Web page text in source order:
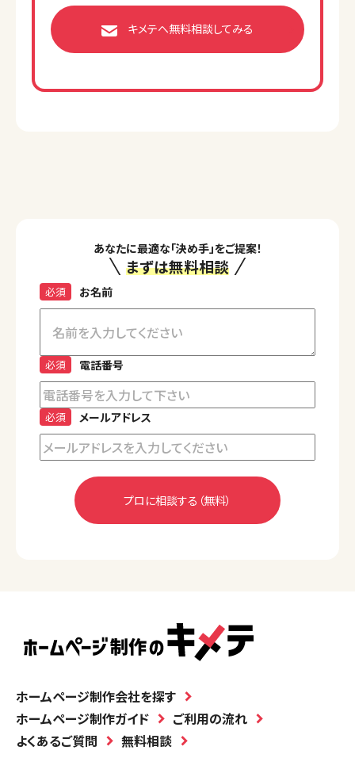
キメテへ無料相談してみる
あなたに最適な「決め手」をご提案！
まずは無料相談
お名前
必須
電話番号
必須
メールアドレス
必須
ホームページ制作会社を探す
ホームページ制作ガイド
ご利用の流れ
よくあるご質問
無料相談